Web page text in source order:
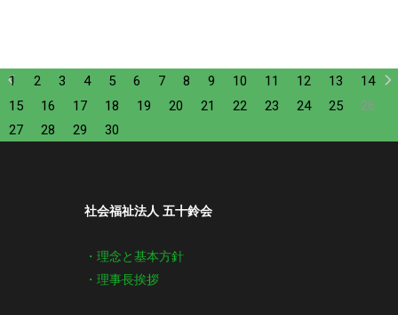
1 2 3 4 5 6 7 8 9 10 11 12 13
14
15
16 17 18 19 20 21 22 23 24 25
26
27
28 29 30
社会福祉法人 五十鈴会
・理念と基本方針
・理事長挨拶